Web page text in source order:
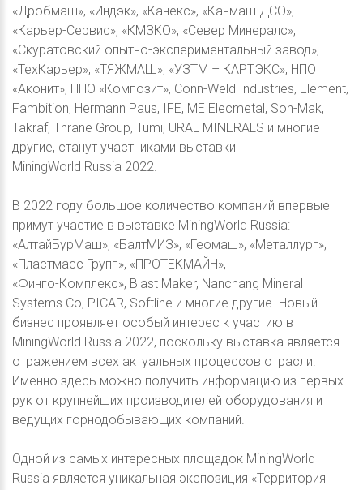
«Дробмаш», «Индэк», «Канекс», «Канмаш ДСО»,
«Карьер-Сервис», «КМЗКО», «Север Минералс»,
«Скуратовский опытно-экспериментальный завод»,
«ТехКарьер», «ТЯЖМАШ», «УЗТМ – КАРТЭКС», НПО
«Аконит», НПО «Композит», Conn-Weld Industries, Element,
Fambition, Hermann Paus, IFE, ME Elecmetal, Son-Mak,
Takraf, Thrane Group, Tumi, URAL MINERALS и многие
другие, станут участниками выставки
MiningWorld Russia 2022.
В 2022 году большое количество компаний впервые
примут участие в выставке MiningWorld Russia:
«АлтайБурМаш», «БалтМИЗ», «Геомаш», «Металлург»,
«Пластмасс Групп», «ПРОТЕКМАЙН»,
«Финго-Комплекс», Blast Maker, Nanchang Mineral
Systems Co, PICAR, Softline и многие другие. Новый
бизнес проявляет особый интерес к участию в
MiningWorld Russia 2022, поскольку выставка является
отражением всех актуальных процессов отрасли.
Именно здесь можно получить информацию из первых
рук от крупнейших производителей оборудования и
ведущих горнодобывающих компаний.
Одной из самых интересных площадок MiningWorld
Russia является уникальная экспозиция «Территория